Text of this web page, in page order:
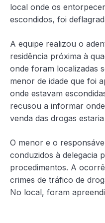
local onde os
escondidos, foi
A equipe realizou o
residência próxima à
onde foram localizadas
menor de idade que foi
onde estavam
recusou a informar
venda das drogas
O menor e o
conduzidos à delegacia
procedimentos. A
crimes de tráfico de
No local, foram